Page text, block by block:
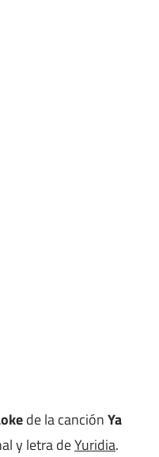
de la canciónYa
y letra deYuridia.